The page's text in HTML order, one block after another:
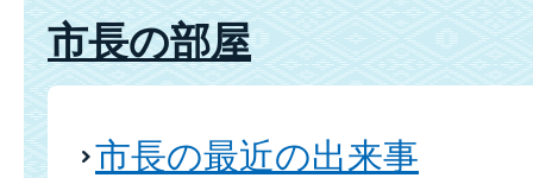
市長の部屋
市長の最近の出来事